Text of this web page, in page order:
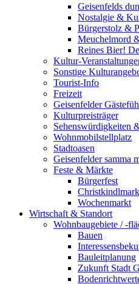
Geisenfelds
Nostalgie &
Bürgerstolz &
Meuchelmord
Reines Bier!
Kultur-
Sonstige
Tourist-Info
Freizeit
Geisenfelder
Kulturpreisträger
Sehenswürdigkeiten
Wohnmobilstellplatz
Stadtoasen
Geisenfelder samma
Feste & Märkte
Bürgerfest
Wochenmarkt
Wirtschaft & Standort
Wohnbaugebiete / -
Bauen
Bauleitplanung
Zukunft Stadt